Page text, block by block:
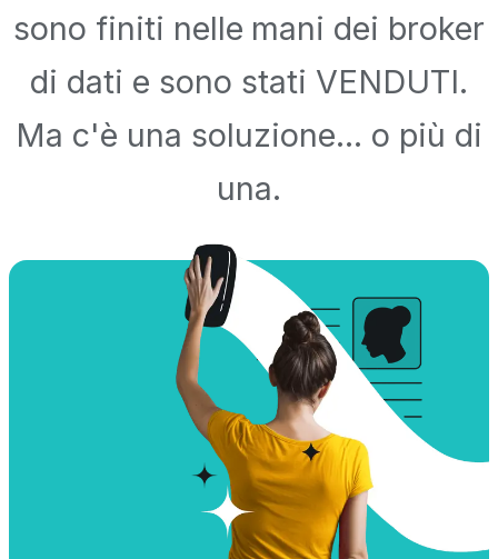
sono finiti nelle mani dei broker
di dati e sono stati VENDUTI.
Ma c'è una soluzione... o più di
una.